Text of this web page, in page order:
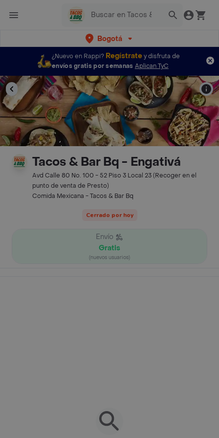
Bogotá
¿Nuevo en Rappi? Regístratey disfruta de
envíos gratis por semanas Aplican TyC
Tacos & Bar Bq - Engativá
Avd Calle 80 No. 100 - 52 Piso 3 Local 23 (Recoger en el
punto de venta de Presto)
Comida Mexicana - Tacos & Bar Bq
Cerrado por hoy
Envío
Gratis
(nuevos usuarios)